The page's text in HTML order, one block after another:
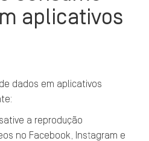
aplicativos
dados em aplicativos
a reprodução
no Facebook, Instagram e